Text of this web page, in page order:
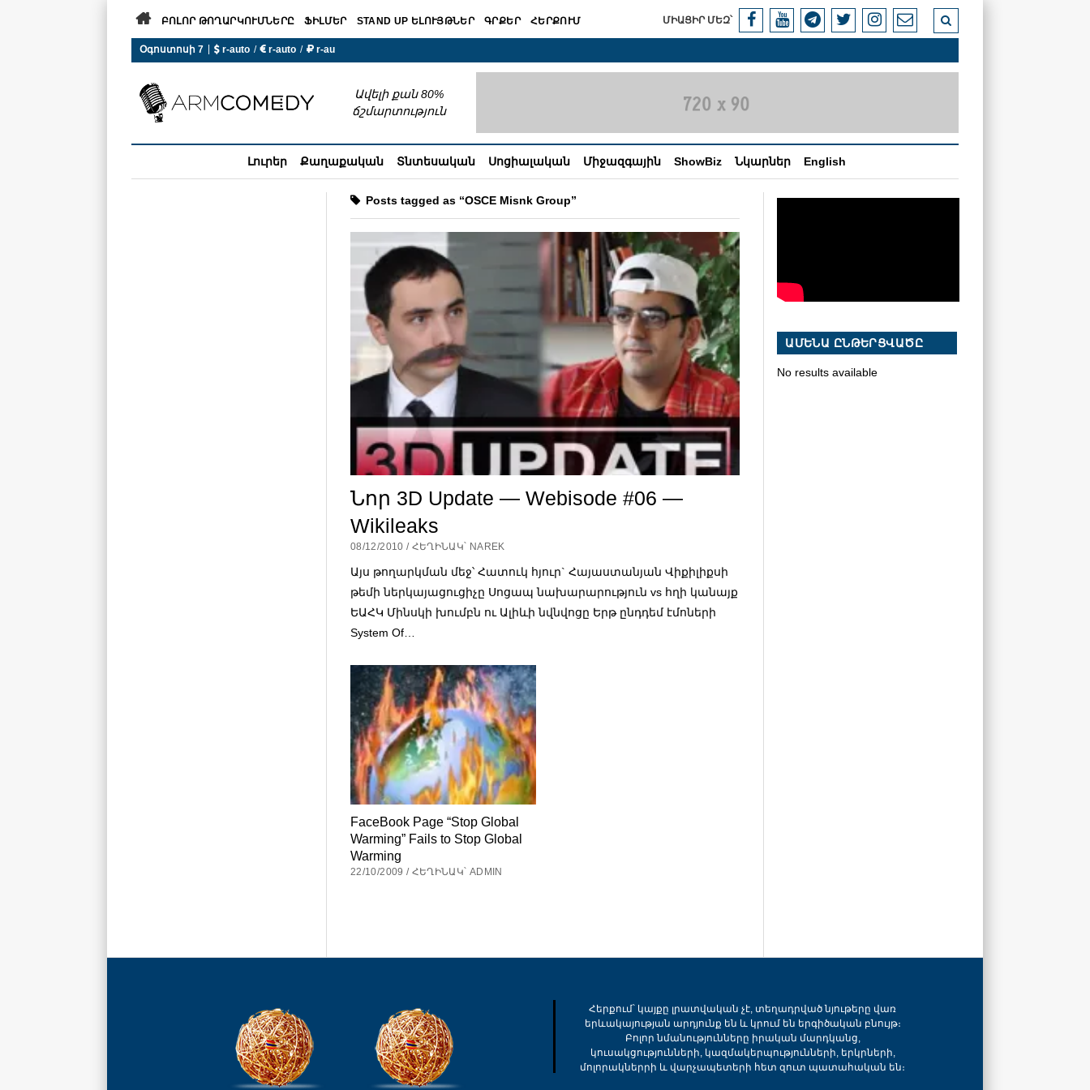
 ԲՈԼՈՐ ԹՈՂԱՐԿՈՒՄՆԵՐԸ ՖԻԼՄԵՐ STAND UP ԵԼՈՒՅԹՆԵՐ ԳՐՔԵՐ ՀԵՐՔՈՒՄ ՄԻԱՑԻՐ ՄԵԶ՝
Օգոստոսի 7 |  r-auto /  r-auto /  r-au
Ավելի քան 80%
ճշմարտություն
Լուրեր Քաղաքական Տնտեսական Սոցիալական Միջազգային ShowBiz Նկարներ English
Posts tagged as “OSCE Misnk Group”
Նոր 3D Update — Webisode #06 —
Wikileaks
08/12/2010 / ՀԵՂԻՆԱԿ՝ NAREK
Այս թողարկման մեջ՝ Հատուկ հյուր` Հայաստանյան Վիքիլիքսի
թեմի ներկայացուցիչը Սոցապ նախարարություն vs հղի կանայք
ԵԱՀԿ Մինսկի խումբն ու Ալիևի նվնվոցը Երթ ընդդեմ էմոների
System Of…
FaceBook Page “Stop Global
Warming” Fails to Stop Global
Warming
22/10/2009 / ՀԵՂԻՆԱԿ՝ ADMIN
ԱՄԵՆԱ ԸՆԹԵՐՑՎԱԾԸ
No results available
Հերքում՝ կայքը լրատվական չէ, տեղադրված նյութերը վառ
երևակայության արդյունք են և կրում են երգիծական բնույթ։
Բոլոր նմանությունները իրական մարդկանց,
կուսակցությունների, կազմակերպությունների, երկրների,
մոլորակներրի և վարչապետերի հետ զուտ պատահական են։